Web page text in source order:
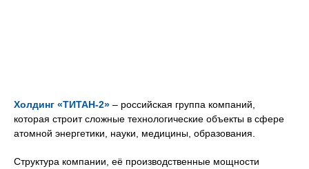
Холдинг «ТИТАН‑2» – российская группа компаний,
которая строит сложные технологические объекты в сфере
атомной энергетики, науки, медицины, образования.
Структура компании, её производственные мощности